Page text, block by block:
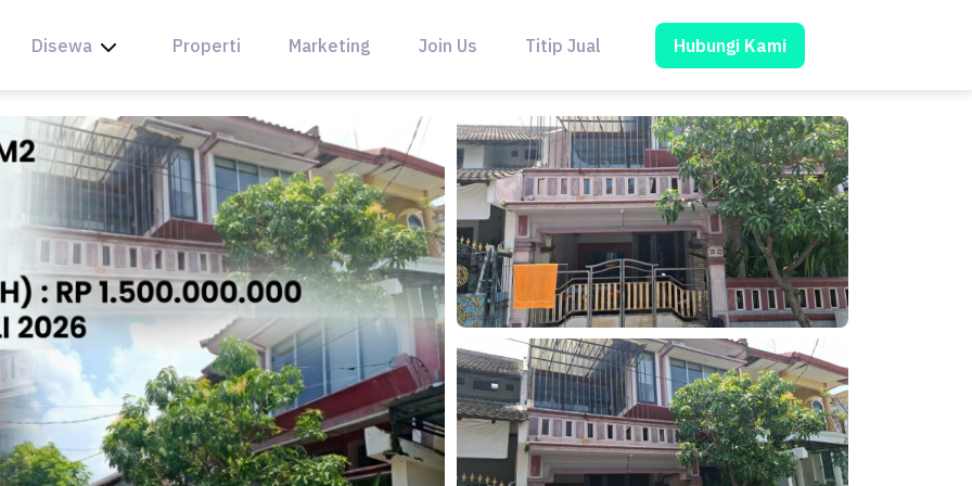
Disewa Properti Marketing Join Us Titip Jual BlogHubungi Kami